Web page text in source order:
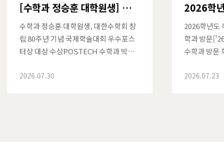
[수학과 정승훈 대학원생] 대한
수학회 창립 80주년 기념 국제
학술대회 우수포스터상 대상
수상
수학과 정승훈 대학원생, 대한수학회 창
립 80주년 기념 국제학술대회 우수포스
터상 대상 수상POSTECH 수학과 박사
부터 25일까지 서울 과학기술컨벤션센
2026.07.30
2026학
대탐험
2026학년도
학과 방문
수학과 방문
TECH 수학
2026.07.23